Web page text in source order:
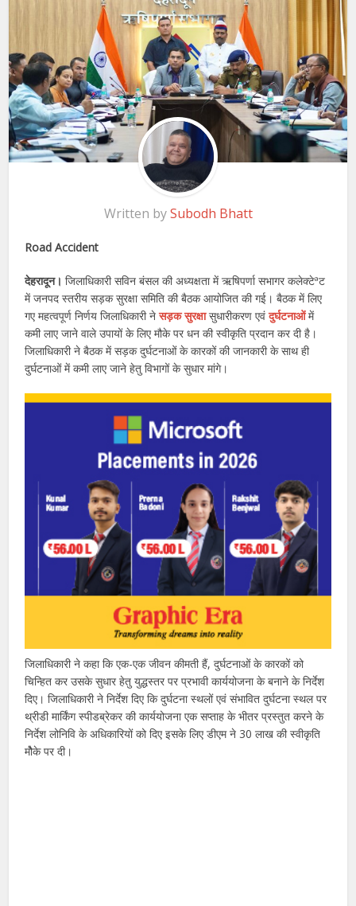
Written bySubodh Bhatt
Road Accident
देहरादून। जिलाधिकारी सविन बंसल की अध्यक्षता में ऋषिपर्णा सभागर कलेक्टेªट
में जनपद स्तरीय सड़क सुरक्षा समिति की बैठक आयोजित की गई। बैठक में लिए
गए महत्वपूर्ण निर्णय जिलाधिकारी नेसड़क सुरक्षासुधारीकरण एवंदुर्घटनाओंमें
कमी लाए जाने वाले उपायों के लिए मौके पर धन की स्वीकृति प्रदान कर दी है।
जिलाधिकारी ने बैठक में सड़क दुर्घटनाओं के कारकों की जानकारी के साथ ही
दुर्घटनाओं में कमी लाए जाने हेतु विभागों के सुधार मांगे।
जिलाधिकारी ने कहा कि एक-एक जीवन कीमती हैं, दुर्घटनाओं के कारकों को
चिन्हित कर उसके सुधार हेतु युद्धस्तर पर प्रभावी कार्ययोजना के बनाने के निर्देश
दिए। जिलाधिकारी ने निर्देश दिए कि दुर्घटना स्थलों एवं संभावित दुर्घटना स्थल पर
थ्रीडी मार्किंग स्पीडब्रेकर की कार्ययोजना एक सप्ताह के भीतर प्रस्तुत करने के
निर्देश लोनिवि के अधिकारियों को दिए इसके लिए डीएम ने 30 लाख की स्वीकृति
मौेके पर दी।